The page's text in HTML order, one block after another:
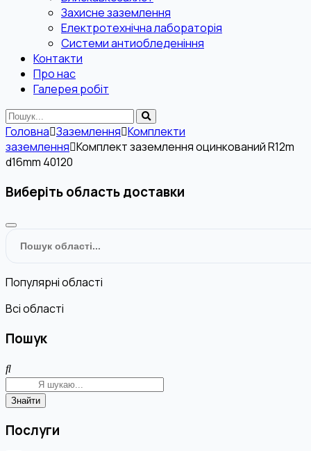
Захисне заземлення
Електротехнічна лабораторія
Системи антиобледеніння
Контакти
Про нас
Галерея робіт
Головна Заземлення Комплекти
заземлення Комплект заземлення оцинкований R12m
d16mm 40120
Виберіть область доставки
Популярні області
Всі області
Пошук
Знайти
Послуги